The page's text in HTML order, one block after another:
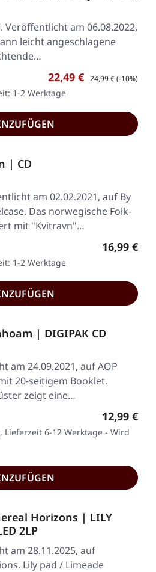
am 06.08.2022,
leicht angeschlagene
Verkaufspreis:
22,49 € Regulärer Preis:
24,99 €(-10%)
1-2 Werktage
| CD
am 02.02.2021, auf By
Das norwegische Folk-
mit "Kvitravn"…
Regulärer
16,99 €
1-2 Werktage
| DIGIPAK CD
am 24.09.2021, auf AOP
20-seitigem Booklet.
zeigt eine…
Regulärer
12,99 €
6-12 Werktage - Wird
Horizons | LILY
2LP
am 28.11.2025, auf
Lily pad / Limeade